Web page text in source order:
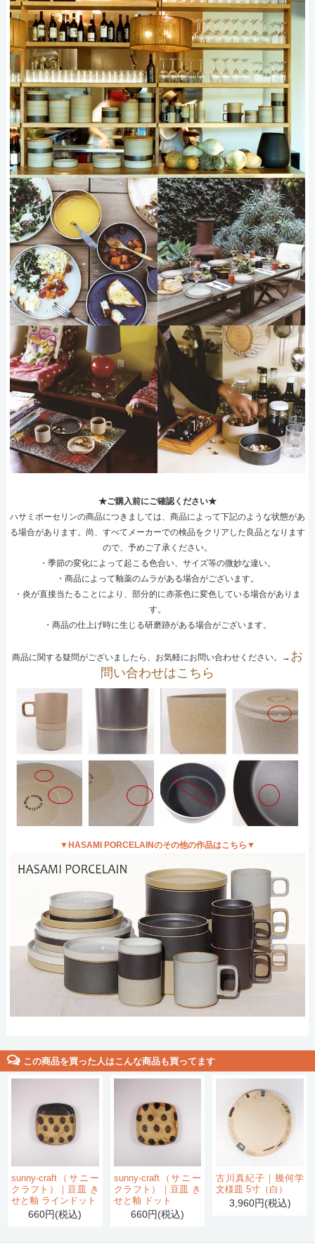
★ご購入前にご確認ください★
ハサミポーセリンの商品につきましては、商品によって下記のような状態があ
る場合があります。尚、すべてメーカーでの検品をクリアした良品となります
ので、予めご了承ください。
・季節の変化によって起こる色合い、サイズ等の微妙な違い。
・商品によって釉薬のムラがある場合がございます。
・炎が直接当たることにより、部分的に赤茶色に変色している場合がありま
す。
・商品の仕上げ時に生じる研磨跡がある場合がございます。
商品に関する疑問がございましたら、お気軽にお問い合わせください。→ お
問い合わせはこちら
▼HASAMI PORCELAINのその他の作品はこちら▼
この商品を買った人はこんな商品も買ってます
sunny-craft（サニー
クラフト）｜豆皿 き
せと釉 ラインドット
660円(税込)
sunny-craft（サニー
クラフト）｜豆皿 き
せと釉 ドット
660円(税込)
古川真紀子｜幾何学
文様皿 5寸（白）
3,960円(税込)